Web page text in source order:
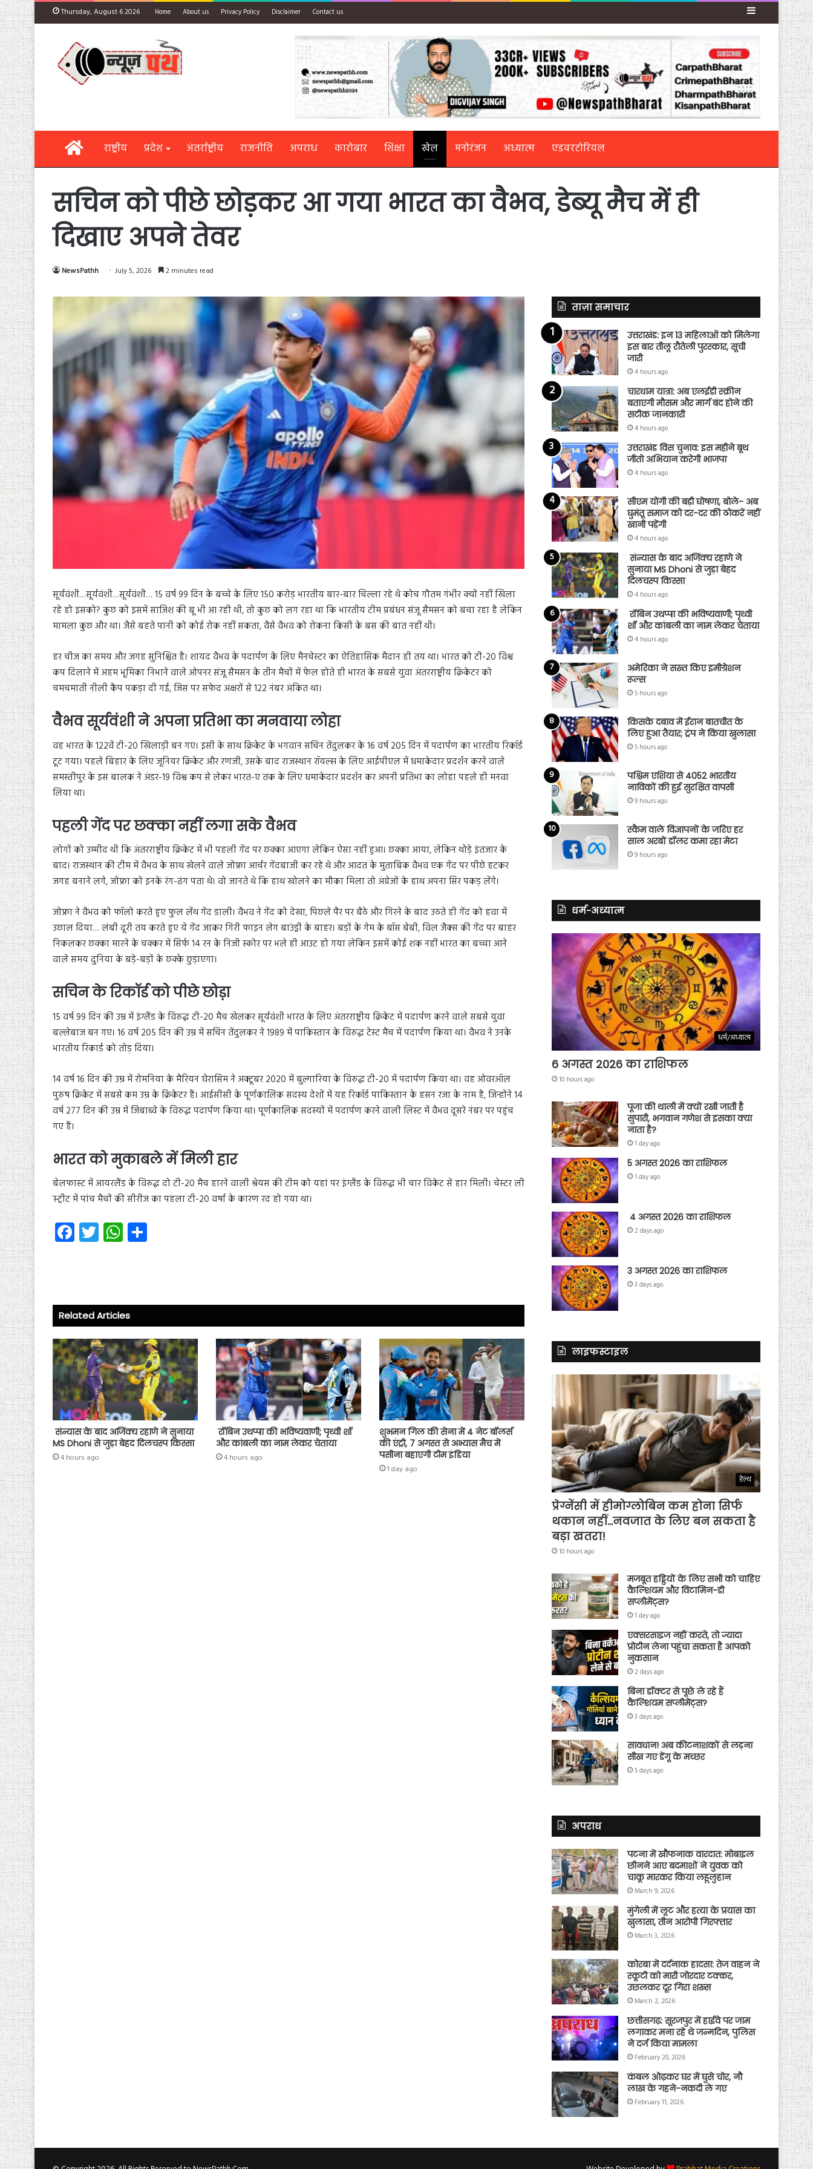
Thursday, August 6 2026 Home About us Privacy Policy Disclaimer Contact us Sidebar
Homeराष्ट्रीय प्रदेश अंतर्राष्ट्रीय राजनीति अपराध कारोबार शिक्षा खेल मनोरंजन अध्यात्म एडवरटोरियल
सचिन को पीछे छोड़कर आ गया भारत का वैभव, डेब्यू मैच में ही
दिखाए अपने तेवर
NewsPathh July 5, 2026 2 minutes read
सूर्यवंशी…सूर्यवंशी…सूर्यवंशी… 15 वर्ष 99 दिन के बच्चे के लिए 150 करोड़ भारतीय बार-बार चिल्ला रहे थे कोच गौतम गंभीर क्यों नहीं खिला
रहे हो इसको? कुछ को इसमें साजिश की बू भी आ रही थी, तो कुछ को लग रहा था कि भारतीय टीम प्रबंधन संजू सैमसन को बचा रहा है लेकिन
मामला कुछ और था। जैसे बहते पानी को कोई रोक नहीं सकता, वैसे वैभव को रोकना किसी के बस की बात नहीं थी।
हर चीज का समय और जगह सुनिश्चित है। शायद वैभव के पदार्पण के लिए मैनचेस्टर का ऐतिहासिक मैदान ही तय था। भारत को टी-20 विश्व
कप दिलाने में अहम भूमिका निभाने वाले ओपनर संजू सैमसन के तीन मैचों में फेल होते ही भारत के सबसे युवा अंतरराष्ट्रीय क्रिकेटर को
चमचमाती नीली कैप पकड़ा दी गई, जिस पर सफेद अक्षरों से 122 नंबर अंकित था।
वैभव सूर्यवंशी ने अपना प्रतिभा का मनवाया लोहा
वह भारत के 122वें टी-20 खिलाड़ी बन गए। इसी के साथ क्रिकेट के भगवान सचिन तेंदुलकर के 16 वर्ष 205 दिन में पदार्पण का भारतीय रिकॉर्ड
टूट गया। पहले बिहार के लिए जूनियर क्रिकेट और रणजी, उसके बाद राजस्थान रॉयल्स के लिए आईपीएल में धमाकेदार प्रदर्शन करने वाले
समस्तीपुर के इस बालक ने अंडर-19 विश्व कप से लेकर भारत-ए तक के लिए धमाकेदार प्रदर्शन कर अपनी प्रतिभा का लोहा पहले ही मनवा
लिया था।
पहली गेंद पर छक्का नहीं लगा सके वैभव
लोगों को उम्मीद थी कि अंतरराष्ट्रीय क्रिकेट में भी पहली गेंद पर छक्का आएगा लेकिन ऐसा नहीं हुआ। छक्का आया, लेकिन थोड़े इंतजार के
बाद। राजस्थान की टीम में वैभव के साथ खेलने वाले जोफ्रा आर्चर गेंदबाजी कर रहे थे और आदत के मुताबिक वैभव एक गेंद पर पीछे हटकर
जगह बनाने लगे, जोफ्रा को इनके रंग-ढंग पता थे। वो जानते थे कि हाथ खोलने का मौका मिला तो अंग्रेजों के हाथ अपना सिर पकड़ लेंगे।
जोफ्रा ने वैभव को फॉलो करते हुए फुल लेंथ गेंद डाली। वैभव ने गेंद को देखा, पिछले पैर पर बैठे और गिरने के बाद उठते ही गेंद को हवा में
उछाल दिया… लंबी दूरी तय करते हुए ये गेंद जाकर गिरी फाइन लेग बाउंड्री के बाहर। बड़ों के गेम के बॉस बेबी, विल जैक्स की गेंद पर बाहर
निकलकर छक्का मारने के चक्कर में सिर्फ 14 रन के निजी स्कोर पर भले ही आउट हो गया लेकिन इसमें कोई शक नहीं भारत का बच्चा आने
वाले समय दुनिया के बड़े-बड़ों के छक्के छुड़ाएगा।
सचिन के रिकॉर्ड को पीछे छोड़ा
15 वर्ष 99 दिन की उम्र में इंग्लैंड के विरुद्ध टी-20 मैच खेलकर सूर्यवंशी भारत के लिए अंतरराष्ट्रीय क्रिकेट में पदार्पण करने वाले सबसे युवा
बल्लेबाज बन गए। 16 वर्ष 205 दिन की उम्र में सचिन तेंदुलकर ने 1989 में पाकिस्तान के विरुद्ध टेस्ट मैच में पदार्पण किया था। वैभव ने उनके
भारतीय रिकार्ड को तोड़ दिया।
14 वर्ष 16 दिन की उम्र में रोमनिया के मैरियन घेरासिम ने अक्टूबर 2020 में बुल्गारिया के विरुद्ध टी-20 में पदार्पण किया था। वह ओवरऑल
पुरुष क्रिकेट में सबसे कम उम्र के क्रिकेटर हैं। आईसीसी के पूर्णकालिक सदस्य देशों में यह रिकॉर्ड पाकिस्तान के हसन रजा के नाम है, जिन्होंने 14
वर्ष 277 दिन की उम्र में जिंबाब्वे के विरुद्ध पदार्पण किया था। पूर्णकालिक सदस्यों में पदार्पण करने वाली लिस्ट में वैभव दूसरे नंबर पर पहुंच
गए हैं।
भारत को मुकाबले में मिली हार
बेलफास्ट में आयरलैंड के विरुद्ध दो टी-20 मैच हारने वाली श्रेयस की टीम को यहां पर इंग्लैंड के विरुद्ध भी चार विकेट से हार मिली। चेस्टर ली
स्ट्रीट में पांच मैचों की सीरीज का पहला टी-20 वर्षा के कारण रद हो गया था।
Fa
ce
ok
T
wi
W
ha
p
p
Related Articles
संन्यास के बाद अजिंक्‍य रहाणे ने सुनाया
MS Dhoni से जुड़ा बेहद दिलचस्प किस्सा
4 hours ago
रॉबिन उथप्पा की भविष्यवाणी; पृथ्वी शॉ
और कांबली का नाम लेकर चेताया
4 hours ago
शुभमन गिल की सेना में 4 नेट बॉलर्स
की एंट्री, 7 अगस्त से अभ्यास मैच में
पसीना बहाएगी टीम इंडिया
1 day ago
ताज़ा समाचार
उत्तराखंड: इन 13 महिलाओं को मिलेगा
इस बार तीलू रौतेली पुरस्कार, सूची
जारी
4 hours ago
चारधाम यात्रा: अब एलईडी स्क्रीन
बताएगी मौसम और मार्ग बंद होने की
सटीक जानकारी
4 hours ago
उत्तराखंड विस चुनाव: इस महीने बूथ
जीतो अभियान करेगी भाजपा
4 hours ago
सीएम योगी की बड़ी घोषणा, बोले- अब
घुमंतू समाज को दर-दर की ठोकरें नहीं
खानी पड़ेंगी
4 hours ago
संन्यास के बाद अजिंक्‍य रहाणे ने
सुनाया MS Dhoni से जुड़ा बेहद
दिलचस्प किस्सा
4 hours ago
रॉबिन उथप्पा की भविष्यवाणी; पृथ्वी
शॉ और कांबली का नाम लेकर चेताया
4 hours ago
अमेरिका ने सख्त किए इमीग्रेशन
रूल्स
5 hours ago
किसके दबाव में ईरान बातचीत के
लिए हुआ तैयार; ट्रंप ने किया खुलासा
5 hours ago
पश्चिम एशिया से 4052 भारतीय
नाविकों की हुई सुरक्षित वापसी
9 hours ago
स्कैम वाले विज्ञापनों के जरिए हर
साल अरबों डॉलर कमा रहा मेटा
9 hours ago
धर्म-अध्यात्म
धर्म/अध्यात्म
6 अगस्त 2026 का राशिफल
10 hours ago
पूजा की थाली में क्यों रखी जाती है
सुपारी, भगवान गणेश से इसका क्या
नाता है?
1 day ago
5 अगस्त 2026 का राशिफल
1 day ago
4 अगस्त 2026 का राशिफल
2 days ago
3 अगस्त 2026 का राशिफल
3 days ago
लाइफस्टाइल
हेल्थ
प्रेग्नेंसी में हीमोग्लोबिन कम होना सिर्फ
थकान नहीं…नवजात के लिए बन सकता है
बड़ा खतरा!
10 hours ago
मजबूत हड्डियों के लिए सभी को चाहिए
कैल्शियम और विटामिन-डी
सप्लीमेंट्स?
1 day ago
एक्सरसाइज नहीं करते, तो ज्यादा
प्रोटीन लेना पहुंचा सकता है आपको
नुकसान
2 days ago
बिना डॉक्टर से पूछे ले रहे हैं
कैल्शियम सप्लीमेंट्स?
3 days ago
सावधान! अब कीटनाशकों से लड़ना
सीख गए डेंगू के मच्छर
5 days ago
अपराध
पटना में खौफनाक वारदात: मोबाइल
छीनने आए बदमाशों ने युवक को
चाकू मारकर किया लहूलुहान
March 9, 2026
मुंगेली में लूट और हत्या के प्रयास का
खुलासा, तीन आरोपी गिरफ्तार
March 3, 2026
कोरबा में दर्दनाक हादसा: तेज वाहन ने
स्कूटी को मारी जोरदार टक्कर,
उछलकर दूर गिरा शख्स
March 2, 2026
छत्तीसगढ़: सूरजपुर में हाईवे पर जाम
लगाकर मना रहे थे जन्मदिन, पुलिस
ने दर्ज किया मामला
February 20, 2026
कंबल ओढ़कर घर में घुसे चोर, नौ
लाख के गहने-नकदी ले गए
February 11, 2026